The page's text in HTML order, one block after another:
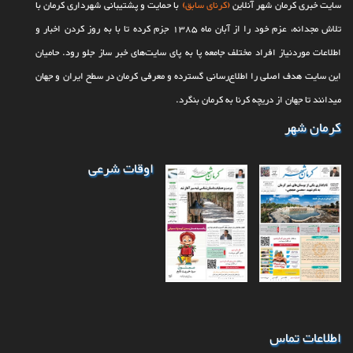
موفقیت تحسین‌برانگیز دانش‌آموخته کرمانی در تبیین دکترین جدید
زنده‌گیری هدفمند حیوانات بلاصاحب با هماهنگی شرکت‌های مجری
تجهیز ایستگاه‌های آتش‌نشانی کرمان به منابع ذخیره آب
استفاده از روش‌های جایگزین و کاهش هزینه‌ها در راستای تحقق اهداف
پایان اقتصاد سنتی با کارخانه نوآوری؛ کرمان در مسیر هوشمندسازی
کوه
شد
سایت خبری کرمان شهر آنلاین(کرنای سابق) با حمایت و پشتیبانی شهرداری کرمان با
تلاش مجدانه، عزم خود را از آبان ماه 1385 جزم کرده تا با به روز کردن اخبار و
اطلاعات موردنیاز افراد مختلف جامعه پا به پای سایت‌های خبر ساز جلو رود. حامیان
این سایت هدف اصلی را اطلاع‌رسانی گسترده و معرفی کرمان در سطح ایران و جهان
می‎‏دانند تا جهان از دریچه کرنا به کرمان بنگرد.
کرمان شهر
اوقات شرعی
اطلاعات تماس